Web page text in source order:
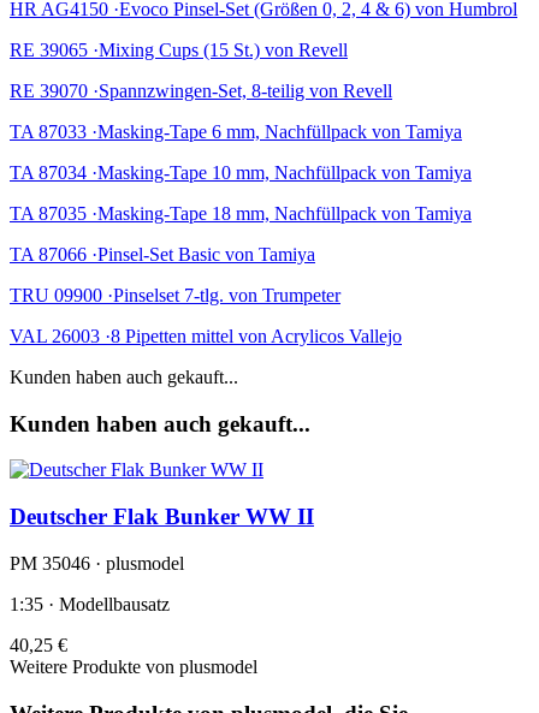
HR AG4150 ·Evoco Pinsel-Set (Größen 0, 2, 4 & 6) von Humbrol
RE 39065 ·Mixing Cups (15 St.) von Revell
RE 39070 ·Spannzwingen-Set, 8-teilig von Revell
TA 87033 ·Masking-Tape 6 mm, Nachfüllpack von Tamiya
TA 87034 ·Masking-Tape 10 mm, Nachfüllpack von Tamiya
TA 87035 ·Masking-Tape 18 mm, Nachfüllpack von Tamiya
TA 87066 ·Pinsel-Set Basic von Tamiya
TRU 09900 ·Pinselset 7-tlg. von Trumpeter
VAL 26003 ·8 Pipetten mittel von Acrylicos Vallejo
Kunden haben auch gekauft...
Kunden haben auch gekauft...
Deutscher Flak Bunker WW II
PM 35046 · plusmodel
1:35 · Modellbausatz
40,25 €
Weitere Produkte von plusmodel